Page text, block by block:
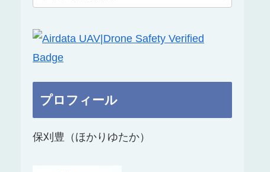
プロフィール
保刈豊（ほかりゆたか）